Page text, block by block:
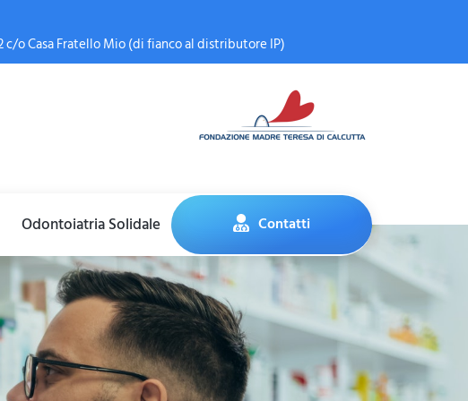
c/o Casa Fratello Mio (di fianco al distributore IP)
Odontoiatria Solidale Contatti